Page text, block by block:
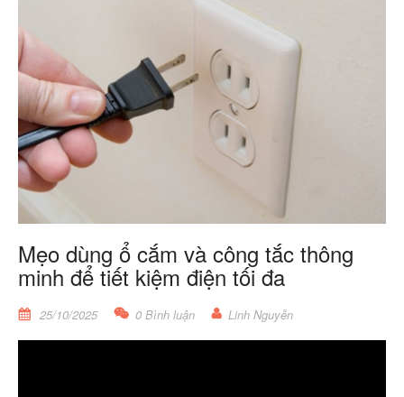
Mẹo dùng ổ cắm và công tắc thông
minh để tiết kiệm điện tối đa
25/10/2025 0 Bình luận Linh Nguyễn